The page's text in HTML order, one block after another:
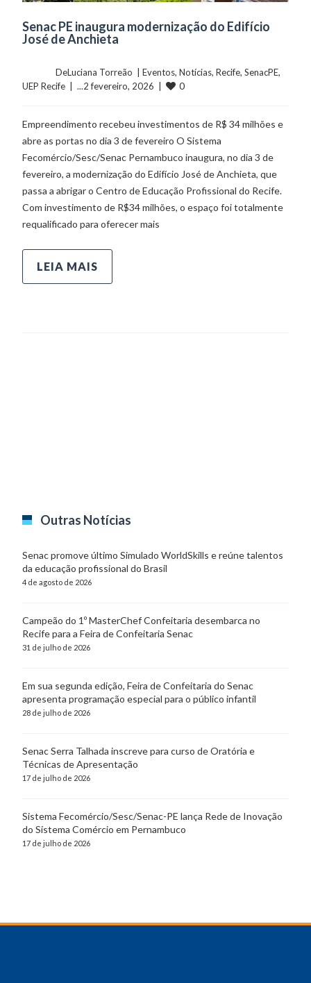
Senac PE inaugura modernização do Edifício
José de Anchieta
	    	DeLuciana Torreão  |
Eventos, Notícias, Recife, SenacPE
UEP Recife
  |  ...2 fevereiro, 2026  |
0
Empreendimento recebeu investimentos de R$ 34 milhões e
abre as portas no dia 3 de fevereiro O Sistema
Fecomércio/Sesc/Senac Pernambuco inaugura, no dia 3 de
fevereiro, a modernização do Edifício José de Anchieta, que
passa a abrigar o Centro de Educação Profissional do Recife.
Com investimento de R$34 milhões, o espaço foi totalmente
requalificado para oferecer mais
LEIA MAIS
Outras Notícias
Senac promove último Simulado WorldSkills e reúne talentos
da educação profissional do Brasil
4 de agosto de 2026
Campeão do 1º MasterChef Confeitaria desembarca no
Recife para a Feira de Confeitaria Senac
31 de julho de 2026
Em sua segunda edição, Feira de Confeitaria do Senac
apresenta programação especial para o público infantil
28 de julho de 2026
Senac Serra Talhada inscreve para curso de Oratória e
Técnicas de Apresentação
17 de julho de 2026
Sistema Fecomércio/Sesc/Senac-PE lança Rede de Inovação
do Sistema Comércio em Pernambuco
17 de julho de 2026